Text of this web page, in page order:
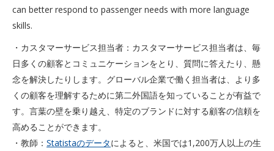
can better respond to passenger needs with more language
skills.
・カスタマーサービス担当者：カスタマーサービス担当者は、毎
日多くの顧客とコミュニケーションをとり、質問に答えたり、懸
念を解決したりします。グローバル企業で働く担当者は、より多
くの顧客を理解するために第二外国語を知っていることが有益で
す。言葉の壁を乗り越え、特定のブランドに対する顧客の信頼を
高めることができます。
・教師： Statistaのデータによると、米国では1,200万人以上の生